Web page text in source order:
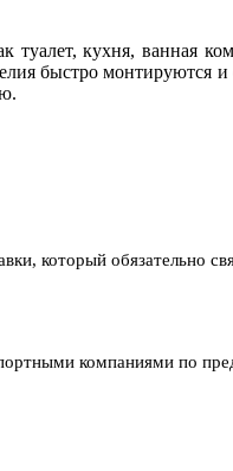
кухня, ванная
быстро монтируются
который обязательно
компаниями по